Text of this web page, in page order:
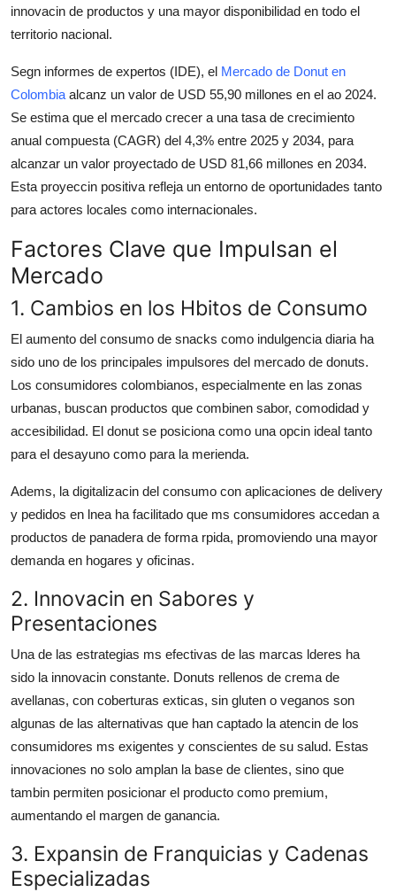
Tech
General
Top 10
How To
innovacin de productos y una mayor disponibilidad en todo el
territorio nacional.
Segn informes de expertos (IDE), el Mercado de Donut en
Colombia alcanz un valor de USD 55,90 millones en el ao 2024.
Se estima que el mercado crecer a una tasa de crecimiento
anual compuesta (CAGR) del 4,3% entre 2025 y 2034, para
alcanzar un valor proyectado de USD 81,66 millones en 2034.
Esta proyeccin positiva refleja un entorno de oportunidades tanto
para actores locales como internacionales.
Factores Clave que Impulsan el
Mercado
1. Cambios en los Hbitos de Consumo
El aumento del consumo de snacks como indulgencia diaria ha
sido uno de los principales impulsores del mercado de donuts.
Los consumidores colombianos, especialmente en las zonas
urbanas, buscan productos que combinen sabor, comodidad y
accesibilidad. El donut se posiciona como una opcin ideal tanto
para el desayuno como para la merienda.
Adems, la digitalizacin del consumo con aplicaciones de delivery
y pedidos en lnea ha facilitado que ms consumidores accedan a
productos de panadera de forma rpida, promoviendo una mayor
demanda en hogares y oficinas.
2. Innovacin en Sabores y
Presentaciones
Una de las estrategias ms efectivas de las marcas lderes ha
sido la innovacin constante. Donuts rellenos de crema de
avellanas, con coberturas exticas, sin gluten o veganos son
algunas de las alternativas que han captado la atencin de los
consumidores ms exigentes y conscientes de su salud. Estas
innovaciones no solo amplan la base de clientes, sino que
tambin permiten posicionar el producto como premium,
aumentando el margen de ganancia.
3. Expansin de Franquicias y Cadenas
Especializadas